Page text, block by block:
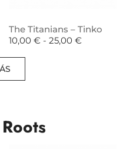
The Titanians – Tinko
10,00 € - 25,00 €